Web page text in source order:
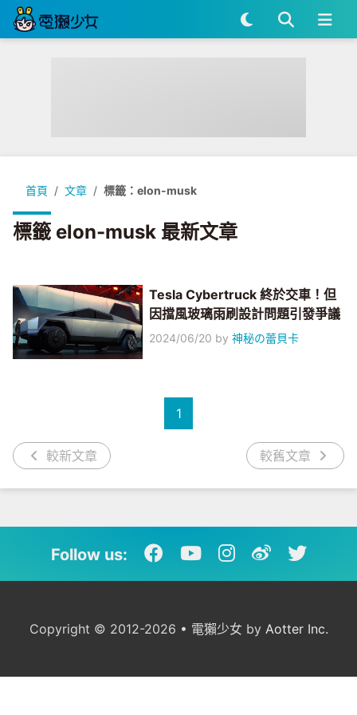
首頁 文章 標籤：elon-musk
標籤 elon-musk 最新文章
Tesla Cybertruck 終於交車！但
因擋風玻璃雨刷設計問題引發爭議
2024/06/20 by神秘の蕾貝卡
較新文章
1
較舊文章
Follow us:
Copyright © 2012-2026 • 電獺少女 by Aotter Inc.